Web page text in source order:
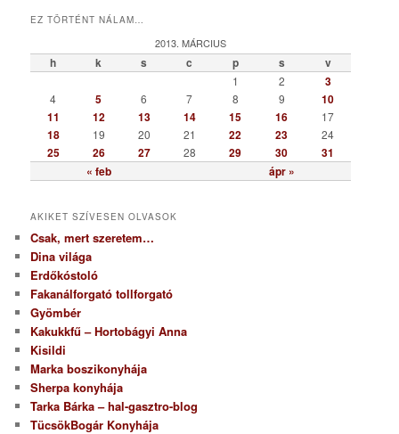
e
r
EZ TÖRTÉNT NÁLAM…
2013. MÁRCIUS
h k s c p s v
« feb ápr »
1 2 3
4 5 6 7 8 9
10
11
12 13 14 15 16 17
18 19 20 21 22 23 24
25 26 27 28 29 30 31
AKIKET SZÍVESEN OLVASOK
Csak, mert szeretem…
Dina világa
Erdőkóstoló
Fakanálforgató tollforgató
Gyömbér
Kakukkfű – Hortobágyi Anna
Kisildi
Marka boszikonyhája
Sherpa konyhája
Tarka Bárka – hal-gasztro-blog
TücsökBogár Konyhája